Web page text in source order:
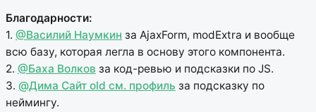
Благодарности:
1. @Василий Наумкин за AjaxForm, modExtra и вообще
всю базу, которая легла в основу этого компонента.
2. @Баха Волков за код-ревью и подсказки по JS.
3. @Дима Сайт old см. профиль за подсказку по
неймингу.